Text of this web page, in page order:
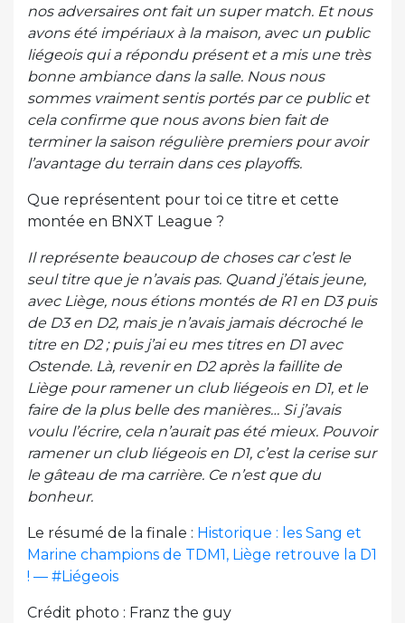
nos adversaires ont fait un super match. Et nous
avons été impériaux à la maison, avec un public
liégeois qui a répondu présent et a mis une très
bonne ambiance dans la salle. Nous nous
sommes vraiment sentis portés par ce public et
cela confirme que nous avons bien fait de
terminer la saison régulière premiers pour avoir
l’avantage du terrain dans ces playoffs.
Que représentent pour toi ce titre et cette
montée en BNXT League ?
Il représente beaucoup de choses car c’est le
seul titre que je n’avais pas. Quand j’étais jeune,
avec Liège, nous étions montés de R1 en D3 puis
de D3 en D2, mais je n’avais jamais décroché le
titre en D2 ; puis j’ai eu mes titres en D1 avec
Ostende. Là, revenir en D2 après la faillite de
Liège pour ramener un club liégeois en D1, et le
faire de la plus belle des manières… Si j’avais
voulu l’écrire, cela n’aurait pas été mieux. Pouvoir
ramener un club liégeois en D1, c’est la cerise sur
le gâteau de ma carrière. Ce n’est que du
bonheur.
Le résumé de la finale : Historique : les Sang et
Marine champions de TDM1, Liège retrouve la D1
! — #Liégeois
Crédit photo : Franz the guy